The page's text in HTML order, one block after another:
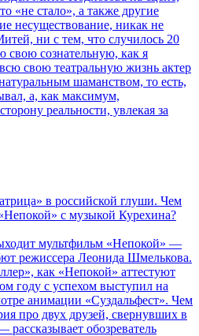
«не стало», а также другие
несуществование, никак не
ни с тем, что случилось 20
сознательную, как я
свою театральную жизнь актер
шаманством, то есть,
а, как максимум,
реальности, увлекая за
в российской глуши. Чем
с музыкой Курехина?
мультфильм «Непокой» —
режиссера Леонида Шмелькова.
как «Непокой» аттестуют
году с успехом выступил на
анимации «Суздальфест». Чем
про двух друзей, свернувших в
обозреватель